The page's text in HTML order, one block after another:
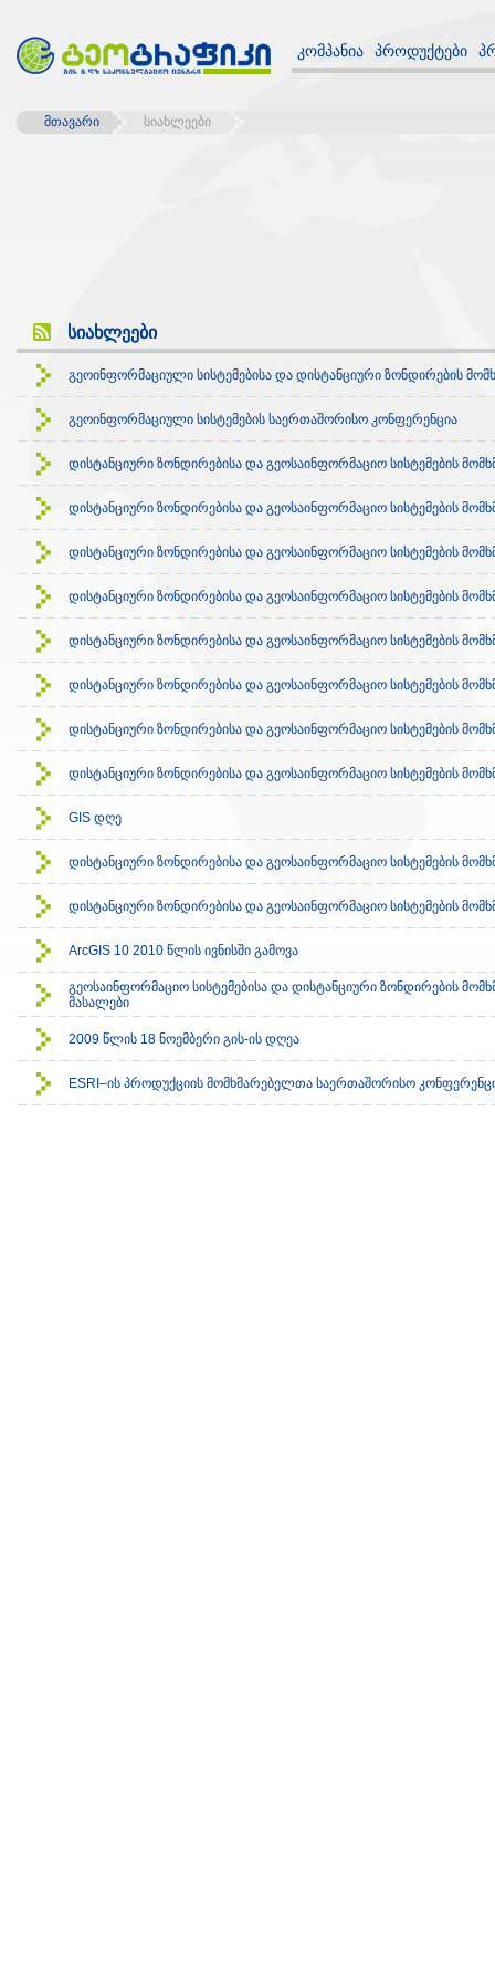
კომპანია პროდუქტები
მთავარი სიახლეები
სიახლეები
გეოინფორმაციული სისტემებისა და დისტანციური ზონდირების
გეოინფორმაციული სისტემების საერთაშორისო კონფერენცია
დისტანციური ზონდირებისა და გეოსაინფორმაციო სისტემების
დისტანციური ზონდირებისა და გეოსაინფორმაციო სისტემების
დისტანციური ზონდირებისა და გეოსაინფორმაციო სისტემების
დისტანციური ზონდირებისა და გეოსაინფორმაციო სისტემების
დისტანციური ზონდირებისა და გეოსაინფორმაციო სისტემების
დისტანციური ზონდირებისა და გეოსაინფორმაციო სისტემების
დისტანციური ზონდირებისა და გეოსაინფორმაციო სისტემების
დისტანციური ზონდირებისა და გეოსაინფორმაციო სისტემების
GIS დღე
დისტანციური ზონდირებისა და გეოსაინფორმაციო სისტემების
დისტანციური ზონდირებისა და გეოსაინფორმაციო სისტემების
ArcGIS 10 2010 წლის ივნისში გამოვა
გეოსაინფორმაციო სისტემებისა და დისტანციური ზონდირების
მასალები
2009 წლის 18 ნოემბერი გის-ის დღეა
ESRI–ის პროდუქციის მომხმარებელთა საერთაშორისო